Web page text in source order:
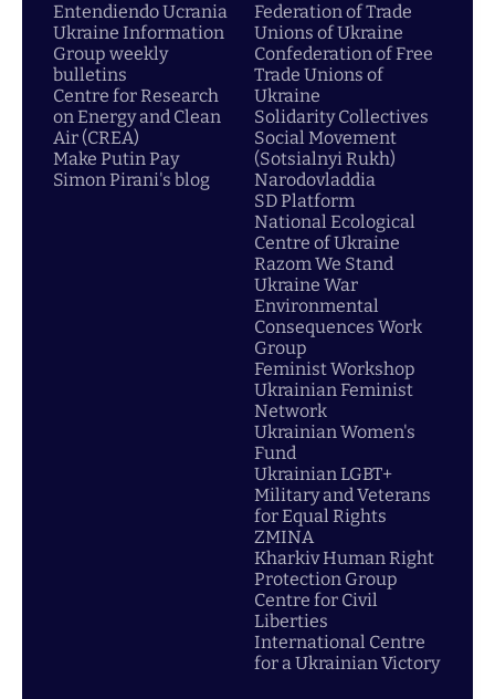
Entendiendo Ucrania
Ukraine Information
Group weekly
bulletins
Centre for Research
on Energy and Clean
Air (CREA)
Make Putin Pay
Simon Pirani's blog
Federation of Trade
Unions of Ukraine
Confederation of Free
Trade Unions of
Ukraine
Solidarity Collectives
Social Movement
(Sotsialnyi Rukh)
Narodovladdia
SD Platform
National Ecological
Centre of Ukraine
Razom We Stand
Ukraine War
Environmental
Consequences Work
Group
Feminist Workshop
Ukrainian Feminist
Network
Ukrainian Women's
Fund
Ukrainian LGBT+
Military and Veterans
for Equal Rights
ZMINA
Kharkiv Human Right
Protection Group
Centre for Civil
Liberties
International Centre
for a Ukrainian Victory